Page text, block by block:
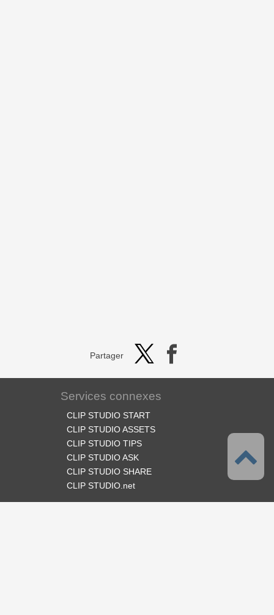
Partager
Services connexes
CLIP STUDIO START
CLIP STUDIO ASSETS
CLIP STUDIO TIPS
CLIP STUDIO ASK
CLIP STUDIO SHARE
CLIP STUDIO.net